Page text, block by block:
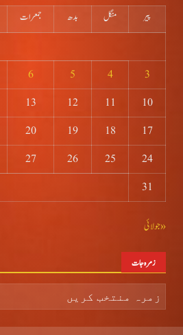
پیر منگل بدھ جمعرات
3
4
5
6
10
11
12
13
17
18
19
20
24
25
26
27
31
« جولائی
زمرہ جات
جات